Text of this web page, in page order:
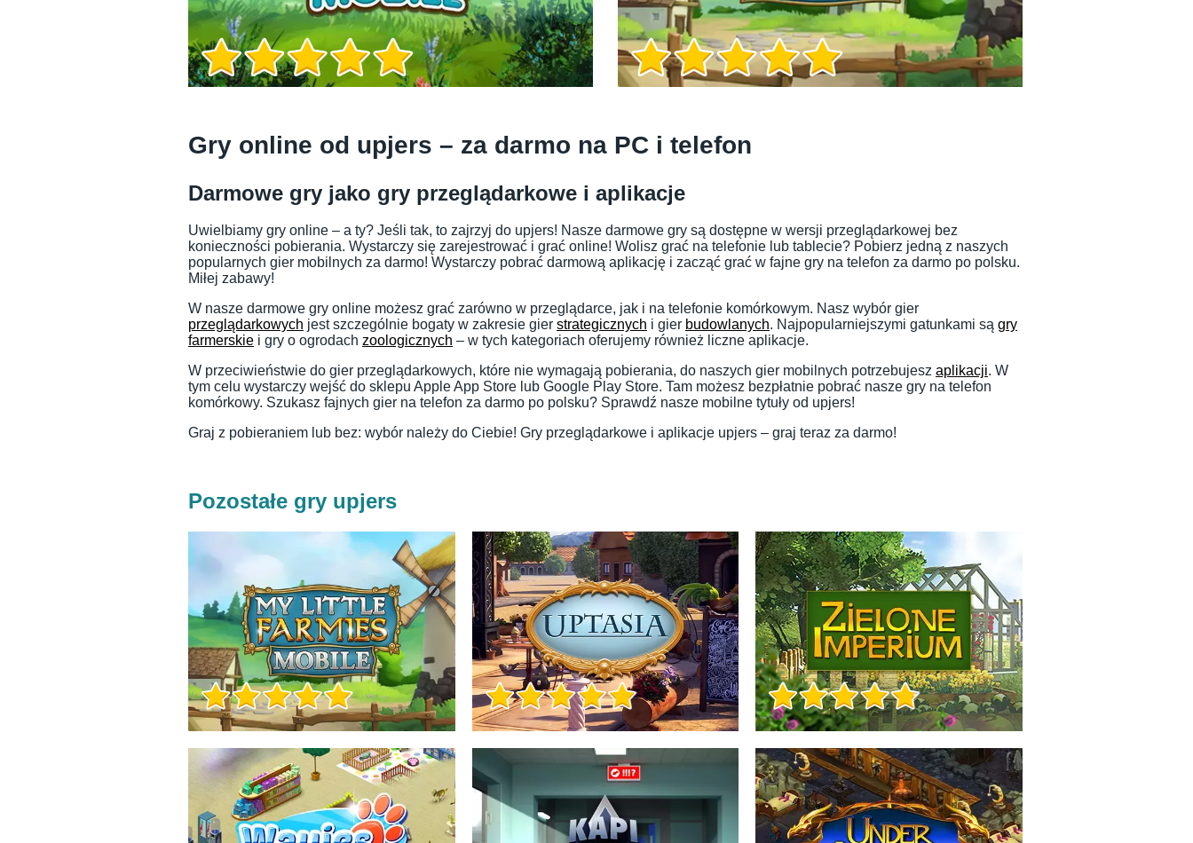
Informacje o grze Informacje o grze
Informacje o grze Informacje o grze
Gry online od upjers – za darmo na PC i telefon
Darmowe gry jako gry przeglądarkowe i aplikacje
Uwielbiamy gry online – a ty? Jeśli tak, to zajrzyj do upjers! Nasze darmowe gry są dostępne w wersji przeglądarkowej bez
konieczności pobierania. Wystarczy się zarejestrować i grać online! Wolisz grać na telefonie lub tablecie? Pobierz jedną z naszych
popularnych gier mobilnych za darmo! Wystarczy pobrać darmową aplikację i zacząć grać w fajne gry na telefon za darmo po polsku.
Miłej zabawy!
W nasze darmowe gry online możesz grać zarówno w przeglądarce, jak i na telefonie komórkowym. Nasz wybór gier
przeglądarkowych jest szczególnie bogaty w zakresie gier strategicznych i gier budowlanych. Najpopularniejszymi gatunkami są gry
farmerskie i gry o ogrodach zoologicznych – w tych kategoriach oferujemy również liczne aplikacje.
W przeciwieństwie do gier przeglądarkowych, które nie wymagają pobierania, do naszych gier mobilnych potrzebujesz aplikacji. W
tym celu wystarczy wejść do sklepu Apple App Store lub Google Play Store. Tam możesz bezpłatnie pobrać nasze gry na telefon
komórkowy. Szukasz fajnych gier na telefon za darmo po polsku? Sprawdź nasze mobilne tytuły od upjers!
Graj z pobieraniem lub bez: wybór należy do Ciebie! Gry przeglądarkowe i aplikacje upjers – graj teraz za darmo!
Pozostałe gry upjers